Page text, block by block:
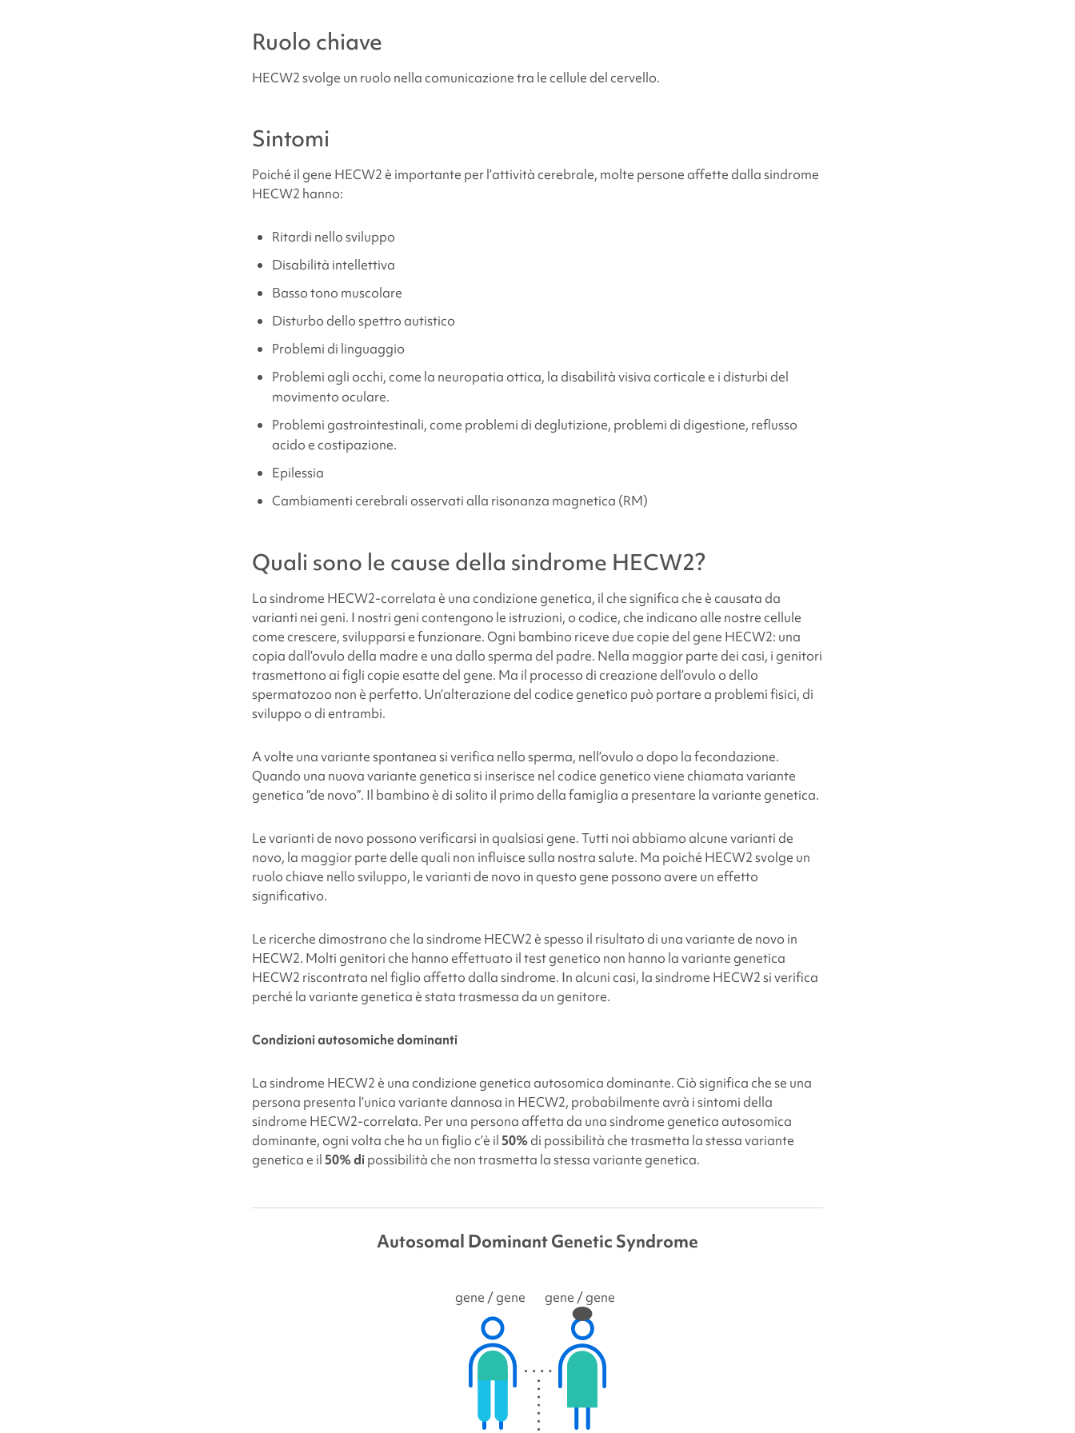
Problemi medici e fisici legati alla
Fonti e riferimenti
Ruolo chiave
HECW2 svolge un ruolo nella comunicazione tra le cellule del cervello.
Sintomi
Poiché il gene HECW2 è importante per l’attività cerebrale, molte persone affette dallasindrome
HECW2 hanno:
Ritardi nello sviluppo
Disabilità intellettiva
Basso tono muscolare
Disturbo dello spettro autistico
Problemi di linguaggio
Problemi agli occhi, come la neuropatia ottica, la disabilità visiva corticale e i disturbi del
movimento oculare.
Problemi gastrointestinali, come problemi di deglutizione, problemi di digestione, reflusso
acido e costipazione.
Epilessia
Cambiamenti cerebrali osservati alla risonanza magnetica (RM)
Quali sono le cause della sindrome HECW2?
Lasindrome HECW2-correlataè una condizione genetica, il che significa che è causata da
varianti nei geni. I nostri geni contengono le istruzioni, o codice, che indicano alle nostre cellule
come crescere, svilupparsi e funzionare. Ogni bambino riceve due copie del gene HECW2: una
copia dall’ovulo della madre e una dallo sperma del padre. Nella maggior parte dei casi, i genitori
trasmettono ai figli copie esatte del gene. Ma il processo di creazione dell’ovulo o dello
spermatozoo non è perfetto. Un’alterazione del codice genetico può portare a problemi fisici, di
sviluppo o di entrambi.
A volte una variante spontanea si verifica nello sperma, nell’ovulo o dopo la fecondazione.
Quando una nuova variante genetica si inserisce nel codice genetico viene chiamata variante
genetica “de novo”. Il bambino è di solito il primo della famiglia a presentare la variante genetica.
Le varianti de novo possono verificarsi in qualsiasi gene. Tutti noi abbiamo alcune varianti de
novo, la maggior parte delle quali non influisce sulla nostra salute. Ma poiché HECW2 svolge un
ruolo chiave nello sviluppo, le varianti de novo in questo gene possono avere un effetto
significativo.
Le ricerche dimostrano che la sindrome HECW2 è spesso il risultato di una variante de novo in
HECW2. Molti genitori che hanno effettuato il test genetico non hanno la variante genetica
HECW2 riscontrata nel figlio affetto dalla sindrome. In alcuni casi, la sindrome HECW2 si verifica
perché la variante genetica è stata trasmessa da un genitore.
Condizioni autosomiche dominanti
Lasindrome HECW2è una condizione genetica autosomica dominante. Ciò significa che se una
persona presenta l’unica variante dannosa in HECW2, probabilmente avrà i sintomi della
sindrome HECW2-correlata. Per una persona affetta da una sindrome genetica autosomica
dominante, ogni volta che ha un figlio c’è il 50%di possibilità che trasmetta la stessa variante
genetica e il 50% dipossibilità che non trasmetta la stessa variante genetica.
Autosomal Dominant Genetic Syndrome
gene / gene gene / gene